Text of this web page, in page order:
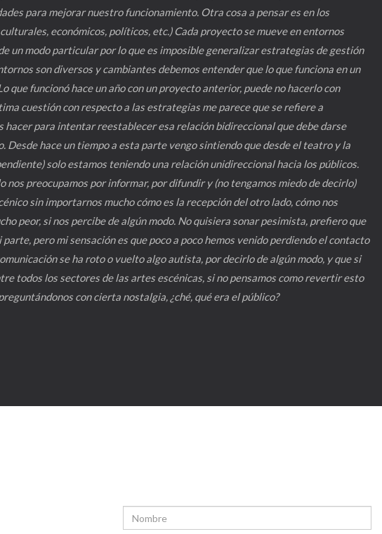
para mejorar nuestro funcionamiento. Otra cosa a pensar es en los
económicos, políticos, etc.) Cada proyecto se mueve en entornos
un modo particular por lo que es imposible generalizar estrategias de gestión
son diversos y cambiantes debemos entender que lo que funciona en un
que funcionó hace un año con un proyecto anterior, puede no hacerlo con
cuestión con respecto a las estrategias me parece que se refiere a
hacer para intentar reestablecer esa relación bidireccional que debe darse
Desde hace un tiempo a esta parte vengo sintiendo que desde el teatro y la
solo estamos teniendo una relación unidireccional hacia los públicos.
nos preocupamos por informar, por difundir y (no tengamos miedo de decirlo)
sin importarnos mucho cómo es la recepción del otro lado, cómo nos
peor, si nos percibe de algún modo. No quisiera sonar pesimista, prefiero que
pero mi sensación es que poco a poco hemos venido perdiendo el contacto
se ha roto o vuelto algo autista, por decirlo de algún modo, y que si
todos los sectores de las artes escénicas, si no pensamos como revertir esto
con cierta nostalgia, ¿ché, qué era el público?